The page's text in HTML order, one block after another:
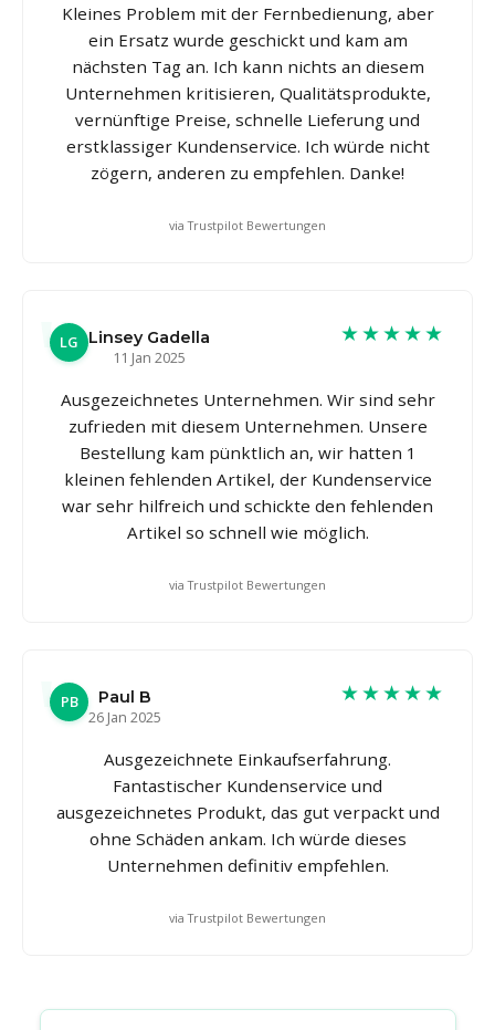
Kleines Problem mit der Fernbedienung, aber
ein Ersatz wurde geschickt und kam am
nächsten Tag an. Ich kann nichts an diesem
Unternehmen kritisieren, Qualitätsprodukte,
vernünftige Preise, schnelle Lieferung und
erstklassiger Kundenservice. Ich würde nicht
zögern, anderen zu empfehlen. Danke!
via Trustpilot Bewertungen
LG
Linsey Gadella
11 Jan 2025
★★★★★
Ausgezeichnetes Unternehmen. Wir sind sehr
zufrieden mit diesem Unternehmen. Unsere
Bestellung kam pünktlich an, wir hatten 1
kleinen fehlenden Artikel, der Kundenservice
war sehr hilfreich und schickte den fehlenden
Artikel so schnell wie möglich.
via Trustpilot Bewertungen
PB
Paul B
26 Jan 2025
★★★★★
Ausgezeichnete Einkaufserfahrung.
Fantastischer Kundenservice und
ausgezeichnetes Produkt, das gut verpackt und
ohne Schäden ankam. Ich würde dieses
Unternehmen definitiv empfehlen.
via Trustpilot Bewertungen